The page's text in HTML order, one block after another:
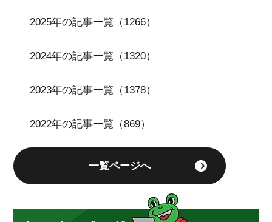
2025年の記事一覧（1266）
2024年の記事一覧（1320）
2023年の記事一覧（1378）
2022年の記事一覧（869）
一覧ページへ